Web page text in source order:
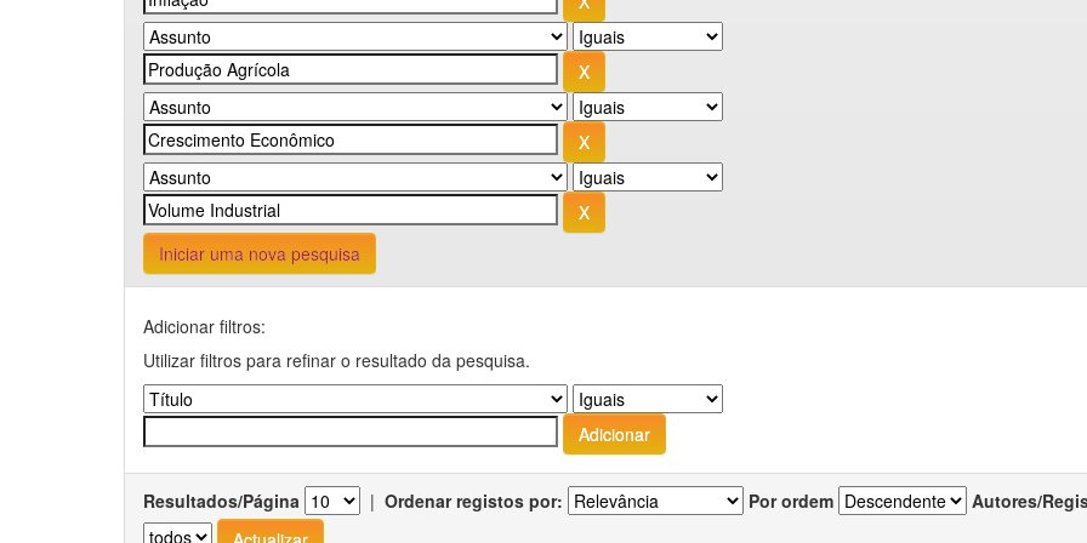
Iniciar uma nova pesquisa
Adicionar filtros:
Utilizar filtros para refinar o resultado da pesquisa.
Resultados/Página | Ordenar registos por: Por ordem Autores/